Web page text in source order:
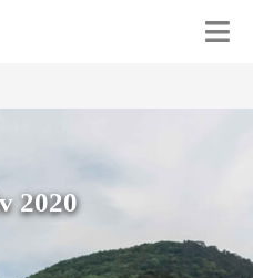
2020